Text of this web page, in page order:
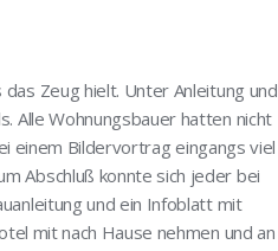
Zeug hielt. Unter Anleitung und
Alle Wohnungsbauer hatten nicht
einem Bildervortrag eingangs viel
Abschluß konnte sich jeder bei
und ein Infoblatt mit
mit nach Hause nehmen und an